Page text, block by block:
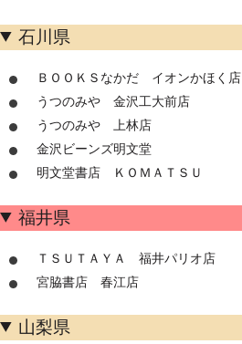
石川県
ＢＯＯＫＳなかだ イオンかほく店
うつのみや 金沢工大前店
うつのみや 上林店
金沢ビーンズ明文堂
明文堂書店 ＫＯＭＡＴＳＵ
福井県
ＴＳＵＴＡＹＡ 福井パリオ店
宮脇書店 春江店
山梨県